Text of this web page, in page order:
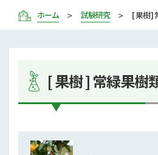
ホーム 試験研究 [ 果樹 ]
[ 果樹 ] 常緑果樹